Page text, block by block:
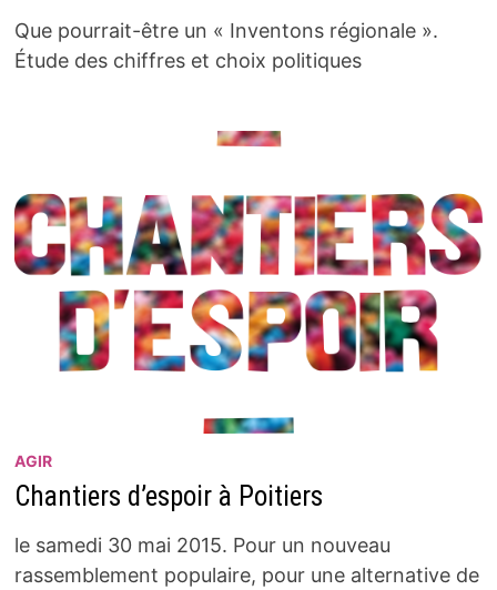
Que pourrait-être un « Inventons régionale ».
Étude des chiffres et choix politiques
AGIR
Chantiers d’espoir à Poitiers
le samedi 30 mai 2015. Pour un nouveau
rassemblement populaire, pour une alternative de